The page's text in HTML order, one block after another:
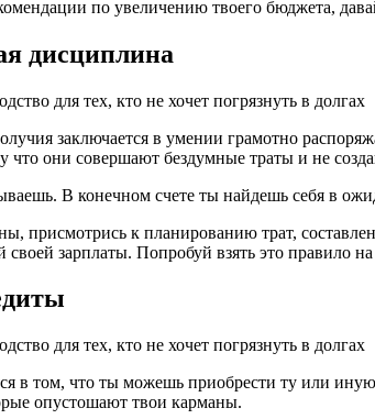
по увеличению твоего бюджета,
дисциплина
заключается в умении грамотно
что они совершают бездумные траты и не
В конечном счете ты найдешь себя в
присмотрись к планированию трат,
зарплаты. Попробуй взять это правило
в том, что ты можешь приобрести ту или
опустошают твои карманы.